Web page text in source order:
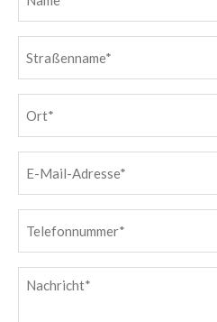
(erforderlich)
(erforderlich)
(erforderlich)
Mail-
(erforderlich)
(erforderlich)
Nachricht